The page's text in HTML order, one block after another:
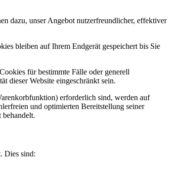
dazu, unser Angebot nutzerfreundlicher, effektiver
bleiben auf Ihrem Endgerät gespeichert bis Sie
für bestimmte Fälle oder generell
dieser Website eingeschränkt sein.
erforderlich sind, werden auf
und optimierten Bereitstellung seiner
Dies sind: